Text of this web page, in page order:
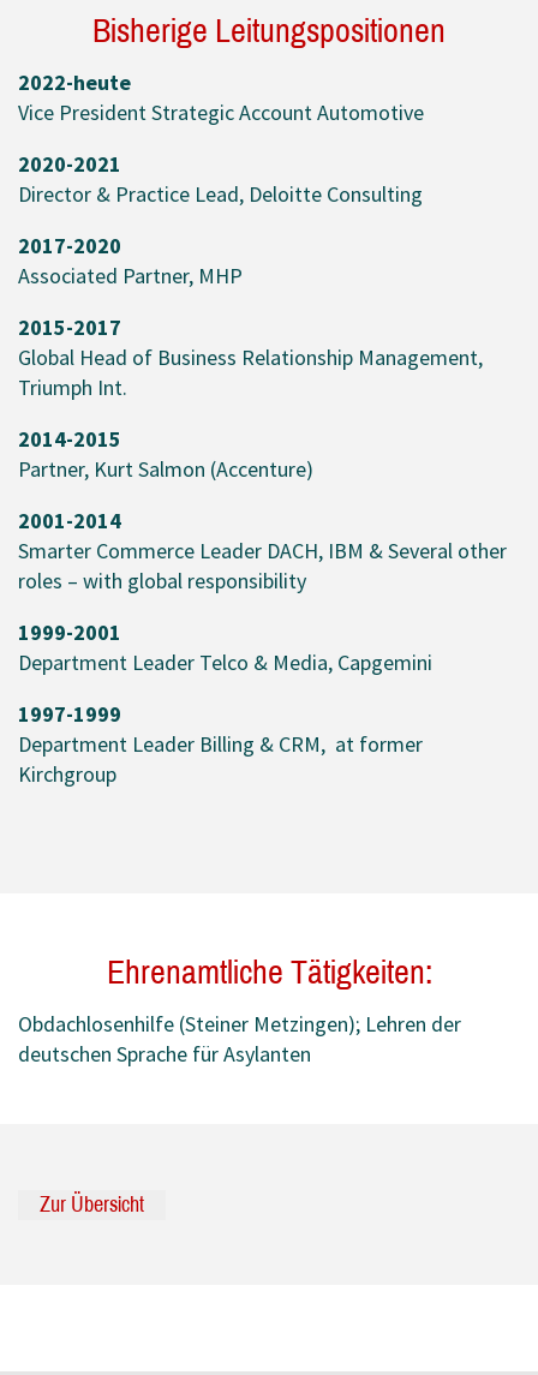
Bisherige Leitungspositionen
2022-heute
Vice President Strategic Account Automotive
2020-2021
Director & Practice Lead, Deloitte Consulting
2017-2020
Associated Partner, MHP
2015-2017
Global Head of Business Relationship Management,
Triumph Int.
2014-2015
Partner, Kurt Salmon (Accenture)
2001-2014
Smarter Commerce Leader DACH, IBM & Several other
roles – with global responsibility
1999-2001
Department Leader Telco & Media, Capgemini
1997-1999
Department Leader Billing & CRM, at former
Kirchgroup
Ehrenamtliche Tätigkeiten:
Obdachlosenhilfe (Steiner Metzingen); Lehren der
deutschen Sprache für Asylanten
Zur Übersicht